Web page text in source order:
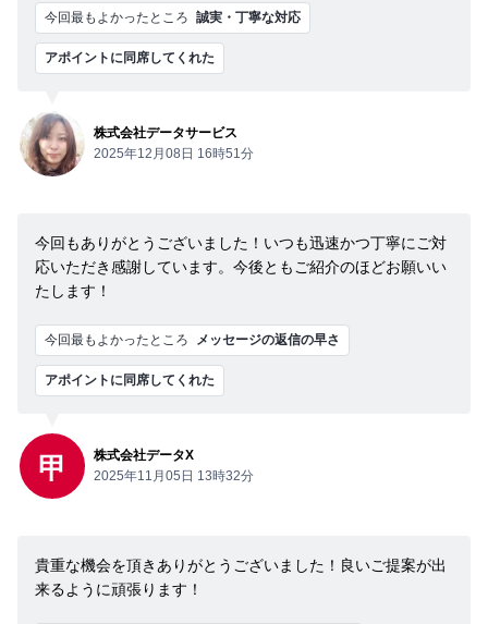
今回最もよかったところ 誠実・丁寧な対応
アポイントに同席してくれた
株式会社データサービス
2025年12月08日 16時51分
今回もありがとうございました！いつも迅速かつ丁寧にご対
応いただき感謝しています。今後ともご紹介のほどお願いい
たします！
今回最もよかったところ メッセージの返信の早さ
アポイントに同席してくれた
甲
株式会社データX
2025年11月05日 13時32分
貴重な機会を頂きありがとうございました！良いご提案が出
来るように頑張ります！